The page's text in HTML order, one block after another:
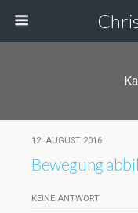
12. AUGUST 2016
Bewegung
KEINE ANTWORT